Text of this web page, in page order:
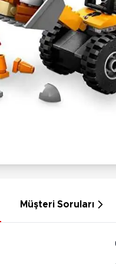
Nerf
Silahlar
Silah Setleri
Kılıç Setleri
Ok Setleri
Müşteri Soruları